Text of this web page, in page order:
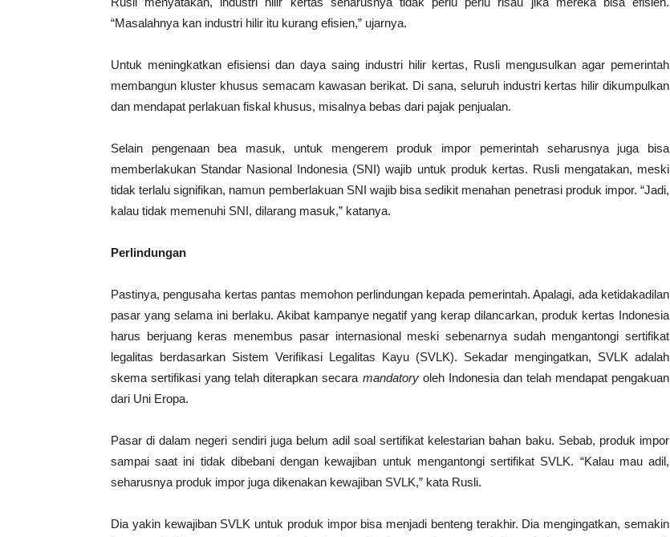
“Masalahnya kan industri hilir itu kurang efisien,” ujarnya.
Untuk meningkatkan efisiensi dan daya saing industri hilir kertas, Rusli mengusulkan agar pemerintah
membangun kluster khusus semacam kawasan berikat. Di sana, seluruh industri kertas hilir dikumpulkan
dan mendapat perlakuan fiskal khusus, misalnya bebas dari pajak penjualan.
Selain pengenaan bea masuk, untuk mengerem produk impor pemerintah seharusnya juga bisa
memberlakukan Standar Nasional Indonesia (SNI) wajib untuk produk kertas. Rusli mengatakan, meski
tidak terlalu signifikan, namun pemberlakuan SNI wajib bisa sedikit menahan penetrasi produk impor. “Jadi,
kalau tidak memenuhi SNI, dilarang masuk,” katanya.
Perlindungan
Pastinya, pengusaha kertas pantas memohon perlindungan kepada pemerintah. Apalagi, ada ketidakadilan
pasar yang selama ini berlaku. Akibat kampanye negatif yang kerap dilancarkan, produk kertas Indonesia
harus berjuang keras menembus pasar internasional meski sebenarnya sudah mengantongi sertifikat
legalitas berdasarkan Sistem Verifikasi Legalitas Kayu (SVLK). Sekadar mengingatkan, SVLK adalah
skema sertifikasi yang telah diterapkan secara mandatoryoleh Indonesia dan telah mendapat pengakuan
dari Uni Eropa.
Pasar di dalam negeri sendiri juga belum adil soal sertifikat kelestarian bahan baku. Sebab, produk impor
sampai saat ini tidak dibebani dengan kewajiban untuk mengantongi sertifikat SVLK. “Kalau mau adil,
seharusnya produk impor juga dikenakan kewajiban SVLK,” kata Rusli.
Dia yakin kewajiban SVLK untuk produk impor bisa menjadi benteng terakhir. Dia mengingatkan, semakin